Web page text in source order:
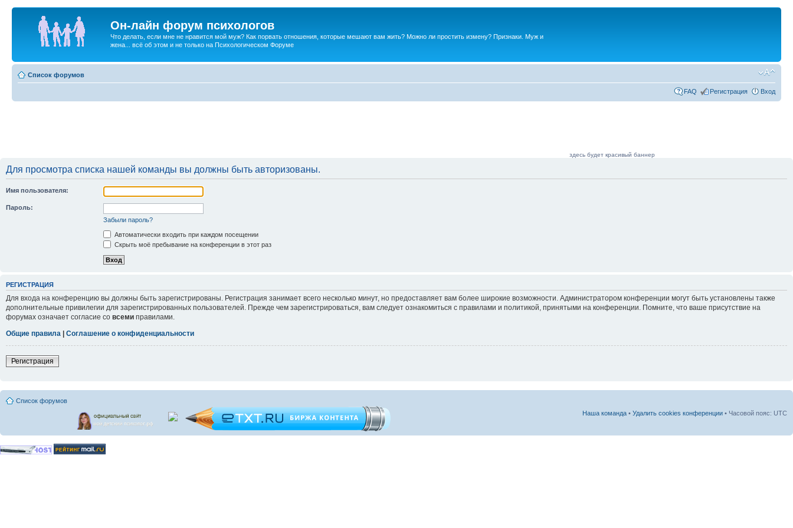
Он-лайн форум психологов
Что делать, если мне не нравится мой муж? Как порвать отношения, которые мешают вам жить? Можно ли простить измену? Признаки. Муж и
жена... всё об этом и не только на Психологическом Форуме
Список форумов
FAQ Регистрация Вход
здесь будет красивый баннер
Для просмотра списка нашей команды вы должны быть авторизованы.
Имя пользователя:
Пароль:
Забыли пароль?
Автоматически входить при каждом посещении
Скрыть моё пребывание на конференции в этот раз
РЕГИСТРАЦИЯ
Для входа на конференцию вы должны быть зарегистрированы. Регистрация занимает всего несколько минут, но предоставляет вам более широкие возможности. Администратором конференции могут быть установлены также
дополнительные привилегии для зарегистрированных пользователей. Прежде чем зарегистрироваться, вам следует ознакомиться с правилами и политикой, принятыми на конференции. Помните, что ваше присутствие на
форумах означает согласие со всеми правилами.
Общие правила
Соглашение о конфиденциальности
Регистрация
Список форумов
Наша команда • Удалить cookies конференции • Часовой пояс: UTC